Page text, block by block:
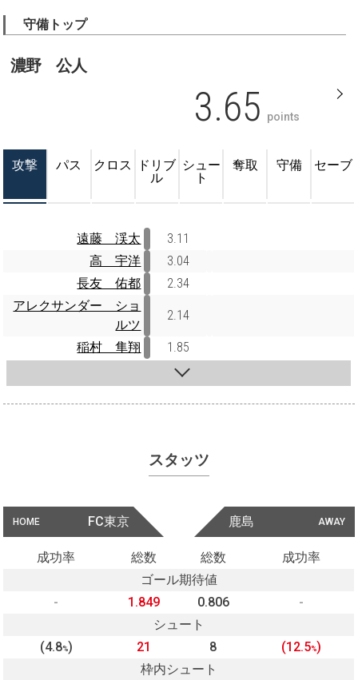
守備トップ
濃野 公人
3.65 points
攻撃 パス クロス
ドリブ
ル
シュー
ト
奪取 守備 セーブ
遠藤 渓太
3.11
高 宇洋
3.04
長友 佑都
2.34
アレクサンダー ショ
ルツ
2.14
稲村 隼翔 1.85
スタッツ
HOME FC東京 AWAY
鹿島
成功率 総数 総数
成功率
ゴール期待値
-
1.849 0.806
-
シュート
(4.8%) 21 8 (12.5%)
枠内シュート